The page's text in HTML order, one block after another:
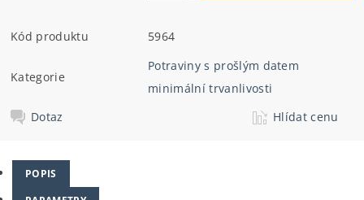
Kód produktu 5964
Kategorie
Potraviny s prošlým datem
minimální trvanlivosti
Dotaz
Hlídat cenu
POPIS